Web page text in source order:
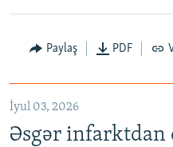
Auto 240p
720p
Paylaş PDF
İyul 03, 2026
Əsgər infarktdan